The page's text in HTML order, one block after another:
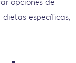
opciones de
específicas,